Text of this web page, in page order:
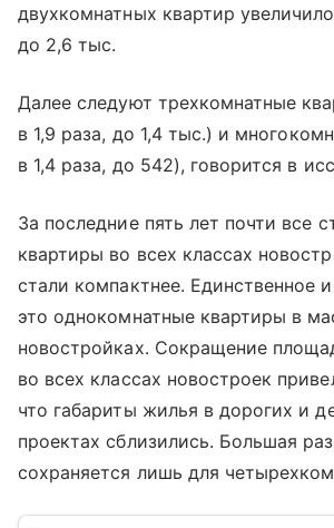
двухкомнатных квартир
до 2,6 тыс.
Далее следуют трехкомнатные
в 1,9 раза, до 1,4 тыс.) и
в 1,4 раза, до 542), говорится в
За последние пять лет почти все
квартиры во всех классах
стали компактнее. Единственное
это однокомнатные квартиры в
новостройках. Сокращение
во всех классах новостроек
что габариты жилья в дорогих и
проектах сблизились. Большая
сохраняется лишь для